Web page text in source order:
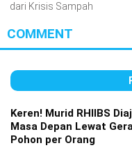
dari Krisis Sampah
COMMENT
Keren! Murid RHIIBS
Masa Depan Lewat
Pohon per Orang